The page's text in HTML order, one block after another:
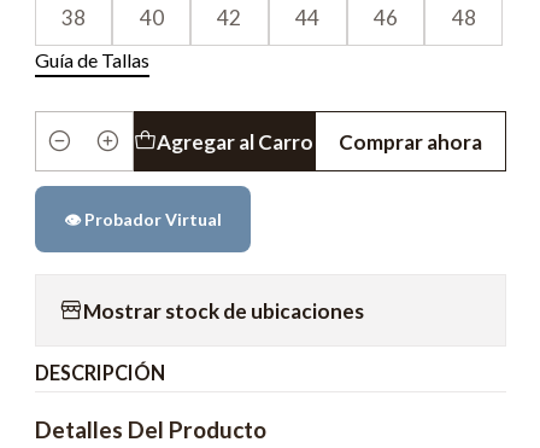
38 40 42 44 46 48
Guía de Tallas
Cantidad
Agregar al Carro Comprar ahora
👁️ Probador Virtual
Mostrar stock de ubicaciones
DESCRIPCIÓN
Detalles Del Producto